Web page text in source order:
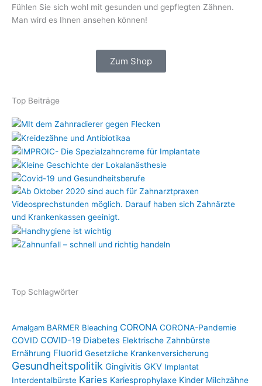
Fühlen Sie sich wohl mit gesunden und gepflegten Zähnen.
Man wird es Ihnen ansehen können!
Zum Shop
Top Beiträge
Top Schlagwörter
Amalgam BARMER Bleaching CORONA CORONA-Pandemie
COVID COVID-19 Diabetes Elektrische Zahnbürste
Ernährung Fluorid Gesetzliche Krankenversicherung
Gesundheitspolitik Gingivitis GKV Implantat
Interdentalbürste Karies Kariesprophylaxe Kinder Milchzähne